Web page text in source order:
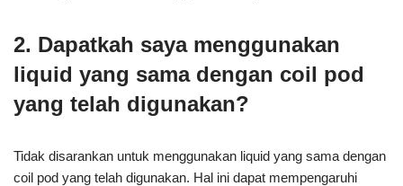
2. Dapatkah saya menggunakan
liquid yang sama dengan coil pod
yang telah digunakan?
Tidak disarankan untuk menggunakan liquid yang sama dengan
coil pod yang telah digunakan. Hal ini dapat mempengaruhi